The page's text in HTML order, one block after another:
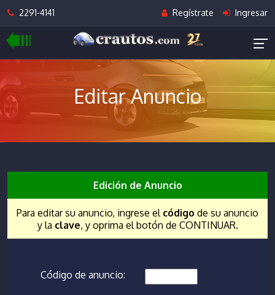
2291-4141 Regístrate Ingresar
Editar Anuncio
Edición de Anuncio
Para editar su anuncio, ingrese el código de su anuncio
y la clave, y oprima el botón de CONTINUAR.
Código de anuncio: